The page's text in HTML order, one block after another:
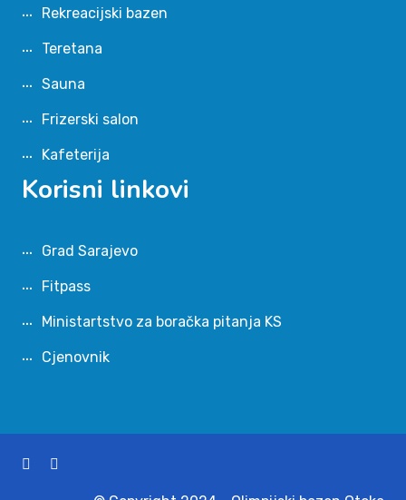
Rekreacijski bazen
Teretana
Sauna
Frizerski salon
Kafeterija
Korisni linkovi
Grad Sarajevo
Fitpass
Ministartstvo za boračka pitanja KS
Cjenovnik